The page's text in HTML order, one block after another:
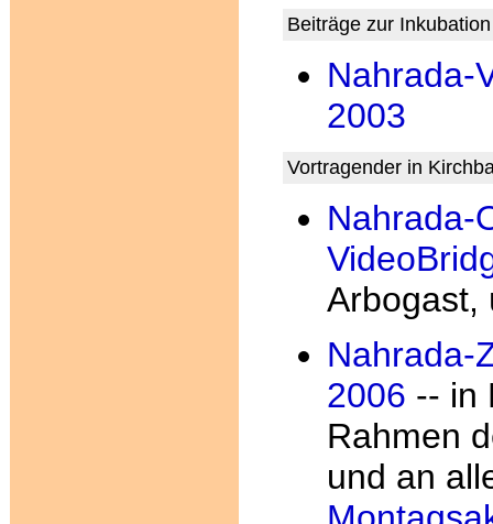
Beiträge zur
Nahrada-
2003
Vortragender in
Nahrada-
Arbogast,
Nahrada-
2006 -- in
Rahmen
und an